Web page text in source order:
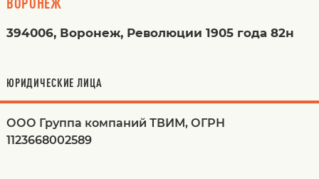
394006, Воронеж, Революции 1905 года 82н
ЮРИДИЧЕСКИЕ ЛИЦА
ООО Группа компаний ТВИМ, ОГРН
1123668002589